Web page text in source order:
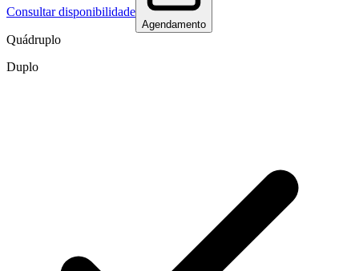
Consultar disponibilidade
Agendamento
Quádruplo
Duplo